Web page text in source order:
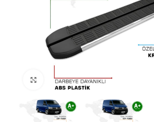
Büyütmek için tıklayın